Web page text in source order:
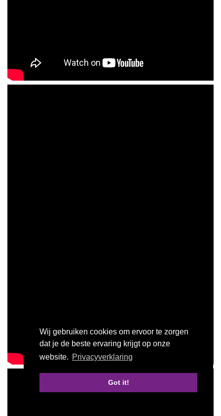
Wij gebruiken cookies om ervoor te zorgen
dat je de beste ervaring krijgt op onze
website. Privacyverklaring
Got it!
Start jouw bedrijfsscan